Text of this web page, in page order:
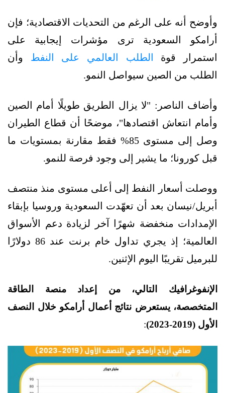
وأوضح أنه على الرغم من التحديات الاقتصادية؛ فإن
أرامكو السعودية ترى مؤشرات إيجابية على
استمرار قوة
الطلب العالمي على النفط وأن
الطلب من الصين سيواصل النمو.
وأضاف الناصر: "لا يزال الطريق طويلًا أمام الصين
وأمام انتعاش اقتصادها"، موضحًا أن قطاع الطيران
وصل إلى مستوى 85% فقط مقارنة بمستويات ما
قبل كورونا؛ ما يشير إلى وجود فرصة للنمو.
ووصلت أسعار النفط إلى أعلى مستوى منذ منتصف
أبريل/نيسان بعد أن تعهّدت السعودية وروسيا بإبقاء
الإمدادات منخفضة شهرًا آخر لزيادة دعم الأسواق
العالمية؛ إذ يجري تداول خام برنت عند 86 دولارًا
للبرميل تقريبًا اليوم الإثنين.
الإنفوغرافيك التالي، من إعداد منصة الطاقة
المتخصصة، يستعرض نتائج أعمال أرامكو خلال النصف
الأول (2019-2023)
: